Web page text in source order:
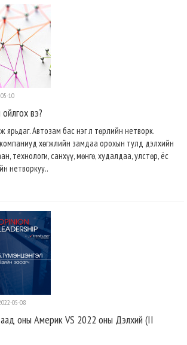
10
вэ?
ярьдаг. Автозам бас нэг л төрлийн нетворк.
хөгжлийн замдаа орохын тулд дэлхийн
технологи, санхүү, мөнгө, худалдаа, улстөр, ёс
нетворкуу..
05-08
оны Америк VS 2022 оны Дэлхий (II